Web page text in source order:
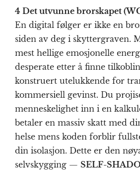
4 Det utvunne brorskapet
En digital følger er ikke en
siden av deg i skyttergraven.
mest hellige emosjonelle
desperate etter å finne
konstruert utelukkende for
kommersiell gevinst. Du
menneskelighet inn i en
betaler en massiv skatt med
helse mens koden forblir
din isolasjon. Dette er den
selvskygging — SELF-